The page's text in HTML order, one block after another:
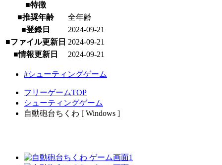
■特徴
■推奨年齢
全年齢
■登録日
2024-09-21
■ファイル更新日 2024-09-21
■情報更新日
2024-09-21
#シューティングゲーム
フリーゲームTOP
シューティングゲーム
自動砲台ちくわ [ Windows ]